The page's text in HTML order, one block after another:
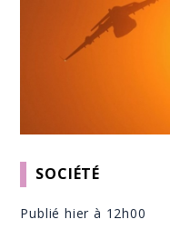
SOCIÉTÉ
Publié hier à 12h00